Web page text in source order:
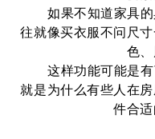
如果不知道家具
往就像买衣服不问尺
色、
这样功能可能是
就是为什么有些人在
件合适